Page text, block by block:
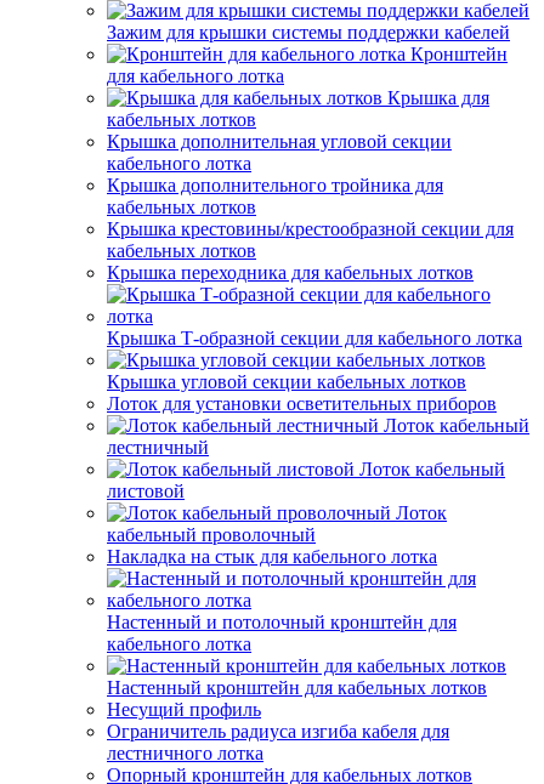
Зажим для крышки системы поддержки кабелей
Кронштейн
для кабельного лотка
Крышка для
кабельных лотков
Крышка дополнительная угловой секции
кабельного лотка
Крышка дополнительного тройника для
кабельных лотков
Крышка крестовины/крестообразной секции для
кабельных лотков
Крышка переходника для кабельных лотков
Крышка Т-образной секции для кабельного лотка
Крышка угловой секции кабельных лотков
Лоток для установки осветительных приборов
Лоток кабельный
лестничный
Лоток кабельный
листовой
Лоток
кабельный проволочный
Накладка на стык для кабельного лотка
Настенный и потолочный кронштейн для
кабельного лотка
Настенный кронштейн для кабельных лотков
Несущий профиль
Ограничитель радиуса изгиба кабеля для
лестничного лотка
Опорный кронштейн для кабельных лотков